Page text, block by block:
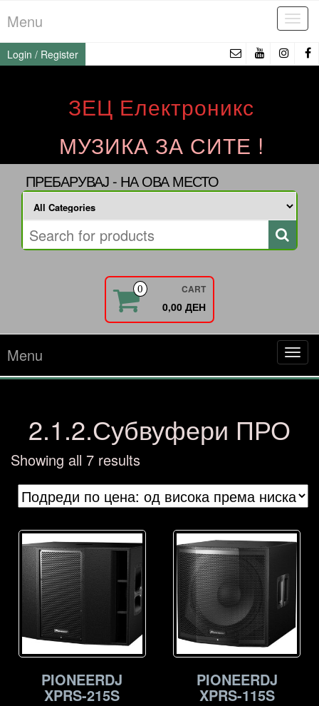
to
the
content
Menu
Login / Register
ЗЕЦ Електроникс
МУЗИКА ЗА СИТЕ !
ПРЕБАРУВАЈ - НА ОВА МЕСТО
0 CART
0,00 ДЕН
Menu
2.1.2.Субвуфери ПРО
Showing all 7 resultsSorted
by
price:
to
low
PIONEERDJ
XPRS-215S
PIONEERDJ
XPRS-115S